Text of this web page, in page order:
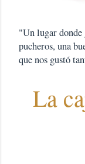
"Un lugar donde
pucheros, una
que nos gustó
La